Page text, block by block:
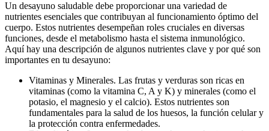
Un desayuno saludable debe proporcionar una variedad de
nutrientes esenciales que contribuyan al funcionamiento óptimo del
cuerpo. Estos nutrientes desempeñan roles cruciales en diversas
funciones, desde el metabolismo hasta el sistema inmunológico.
Aquí hay una descripción de algunos nutrientes clave y por qué son
importantes en tu desayuno:
Vitaminas y Minerales. Las frutas y verduras son ricas en
vitaminas (como la vitamina C, A y K) y minerales (como el
potasio, el magnesio y el calcio). Estos nutrientes son
fundamentales para la salud de los huesos, la función celular y
la protección contra enfermedades.